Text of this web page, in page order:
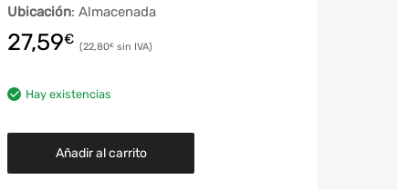
Ubicación: Almacenada
27,59€ 22,80€
Hay existencias
Añadir al carrito